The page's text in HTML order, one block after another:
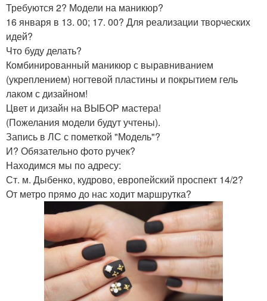
Требуются 2? Модели на маникюр?
16 января в 13. 00; 17. 00? Для реализации творческих
идей?
Что буду делать?
Комбинированный маникюр с выравниванием
(укреплением) ногтевой пластины и покрытием гель
лаком с дизайном!
Цвет и дизайн на ВЫБОР мастера!
(Пожелания модели будут учтены).
Запись в ЛС с пометкой "Модель"?
И? Обязательно фото ручек?
Находимся мы по адресу:
Ст. м. Дыбенко, кудрово, европейский проспект 14/2?
От метро прямо до нас ходит маршрутка?